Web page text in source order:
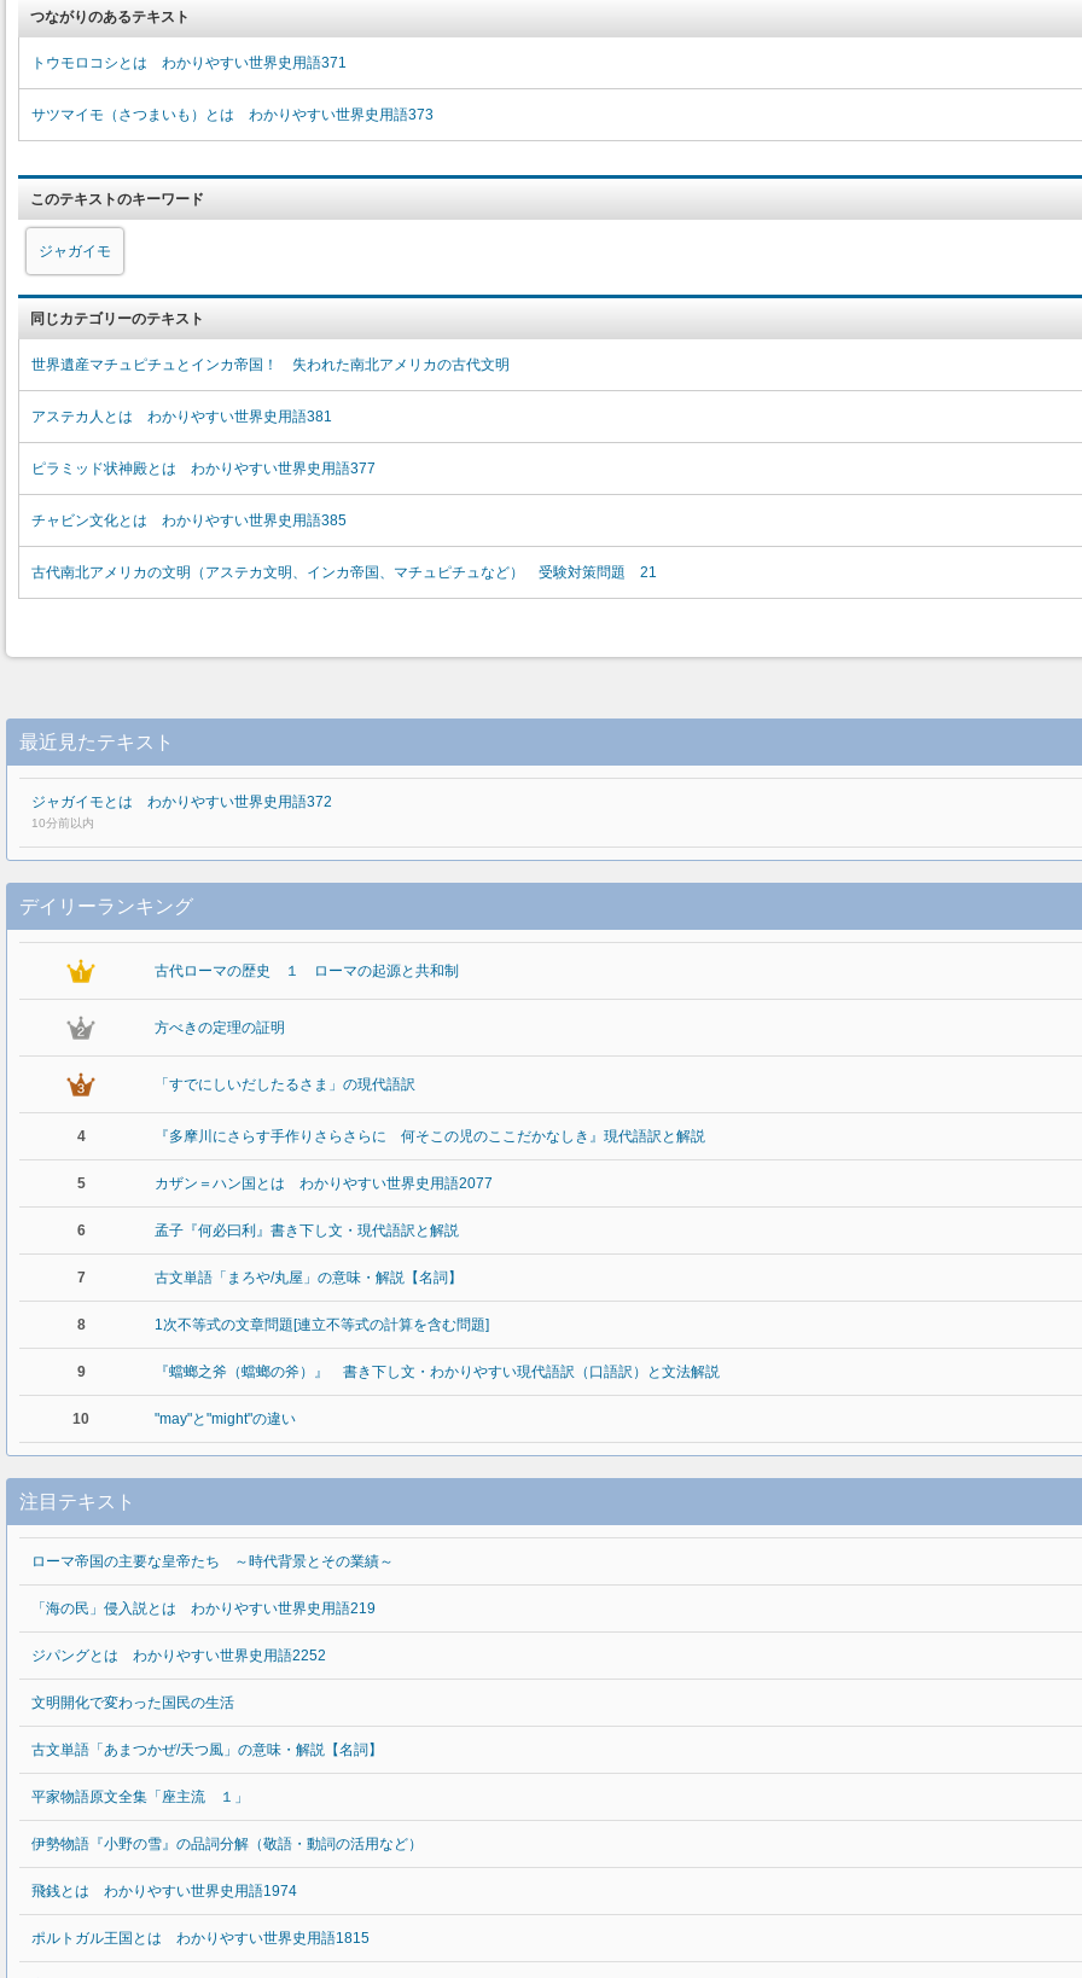
つながりのあるテキスト
トウモロコシとは わかりやすい世界史用語371
サツマイモ（さつまいも）とは わかりやすい世界史用語373
このテキストのキーワード
ジャガイモ
同じカテゴリーのテキスト
世界遺産マチュピチュとインカ帝国！ 失われた南北アメリカの古代文明
アステカ人とは わかりやすい世界史用語381
ピラミッド状神殿とは わかりやすい世界史用語377
チャビン文化とは わかりやすい世界史用語385
古代南北アメリカの文明（アステカ文明、インカ帝国、マチュピチュなど） 受験対策問題 21
最近見たテキスト
ジャガイモとは わかりやすい世界史用語372
10分前以内
デイリーランキング
古代ローマの歴史 １ ローマの起源と共和制
方べきの定理の証明
「すでにしいだしたるさま」の現代語訳
4 『多摩川にさらす手作りさらさらに 何そこの児のここだかなしき』現代語訳と解説
5 カザン＝ハン国とは わかりやすい世界史用語2077
6 孟子『何必曰利』書き下し文・現代語訳と解説
7 古文単語「まろや/丸屋」の意味・解説【名詞】
8 1次不等式の文章問題[連立不等式の計算を含む問題]
9 『蟷螂之斧（蟷螂の斧）』 書き下し文・わかりやすい現代語訳（口語訳）と文法解説
10 "may"と"might"の違い
注目テキスト
ローマ帝国の主要な皇帝たち ～時代背景とその業績～
「海の民」侵入説とは わかりやすい世界史用語219
ジパングとは わかりやすい世界史用語2252
文明開化で変わった国民の生活
古文単語「あまつかぜ/天つ風」の意味・解説【名詞】
平家物語原文全集「座主流 １」
伊勢物語『小野の雪』の品詞分解（敬語・動詞の活用など）
飛銭とは わかりやすい世界史用語1974
ポルトガル王国とは わかりやすい世界史用語1815